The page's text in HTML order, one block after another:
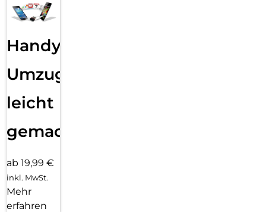
Handy
Umzug
leicht
gemacht!
ab 19,99 €
inkl. MwSt.
Mehr
erfahren